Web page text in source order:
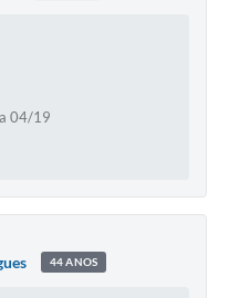
04/19
44 ANOS